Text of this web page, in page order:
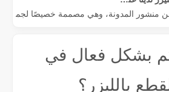
من منشور المدونة، وهي مصممة خصيصًا لجمهور
بشكل فعال في
بالليزر؟